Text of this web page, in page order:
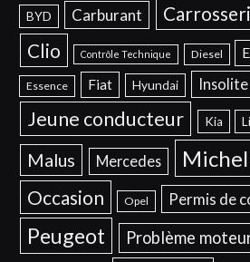
BYD Carburant
Clio Contrôle Technique Diesel
Essence Fiat Hyundai Insolite
Jeune conducteur Kia
Malus Mercedes
Occasion Opel Permis de
Peugeot Problème